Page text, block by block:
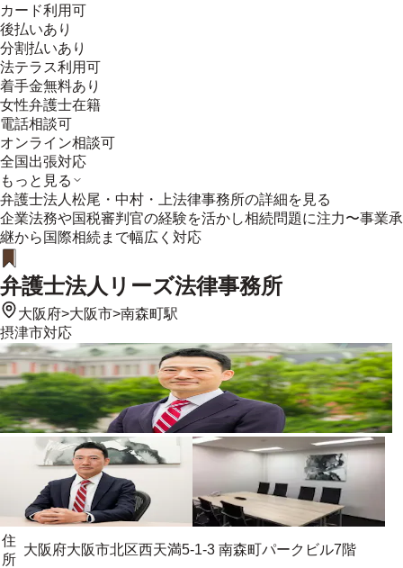
カード利用可
後払いあり
分割払いあり
法テラス利用可
着手金無料あり
女性弁護士在籍
電話相談可
オンライン相談可
全国出張対応
もっと見る
弁護士法人松尾・中村・上法律事務所の詳細を見る
企業法務や国税審判官の経験を活かし相続問題に注力〜事業承
継から国際相続まで幅広く対応
弁護士法人リーズ法律事務所
大阪府>大阪市>南森町駅
摂津市対応
住
所
大阪府大阪市北区西天満5-1-3 南森町パークビル7階